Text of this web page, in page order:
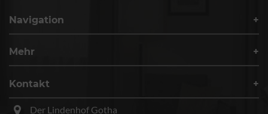
Navigation
Mehr
Kontakt
Der Lindenhof Gotha